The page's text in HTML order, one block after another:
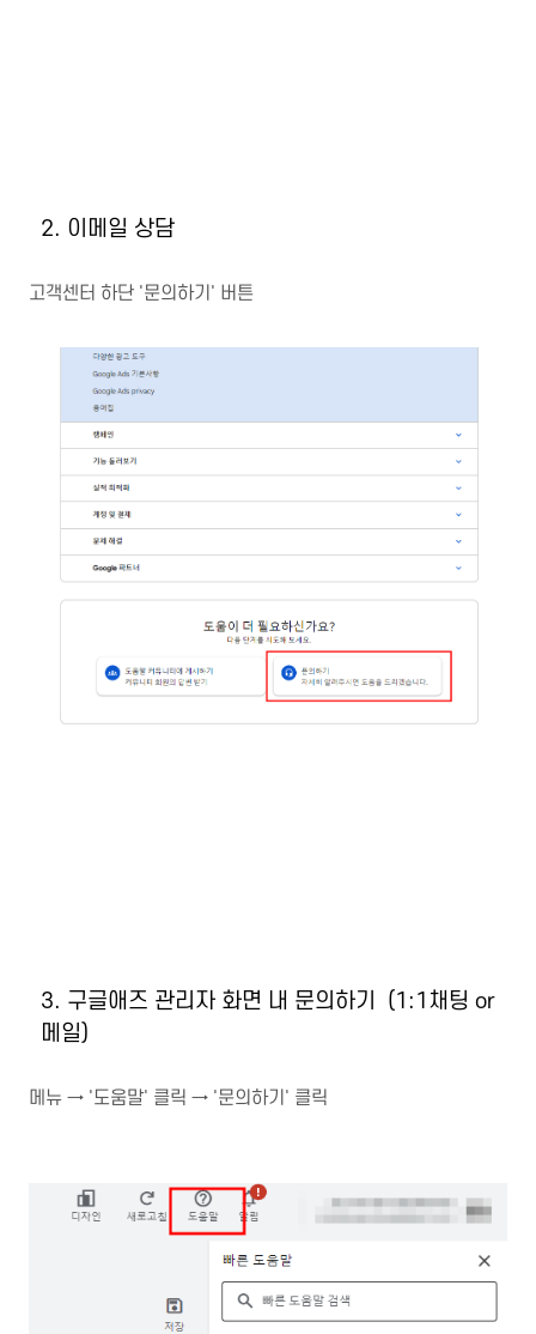
2. 이메일 상담
고객센터 하단 '문의하기' 버튼
3. 구글애즈 관리자 화면 내 문의하기 (1:1채팅 or
메일)
메뉴 → '도움말' 클릭 → '문의하기' 클릭